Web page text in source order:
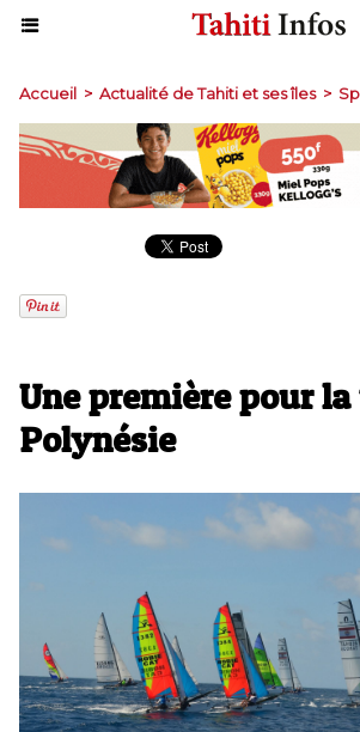
Accueil > Actualité de Tahiti et ses îles >
Une première pour
Polynésie